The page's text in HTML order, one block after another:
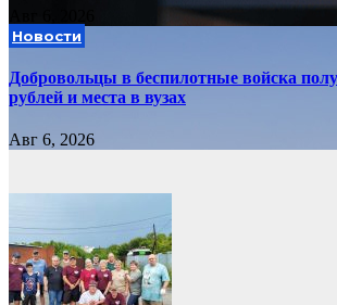
Новости
Добровольцы в беспилотные войска
рублей и места в вузах
Авг 6, 2026